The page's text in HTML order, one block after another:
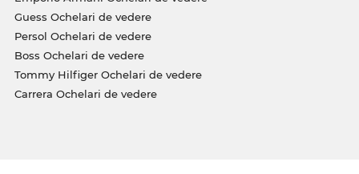
Guess Ochelari de vedere
Persol Ochelari de vedere
Boss Ochelari de vedere
Tommy Hilfiger Ochelari de vedere
Carrera Ochelari de vedere